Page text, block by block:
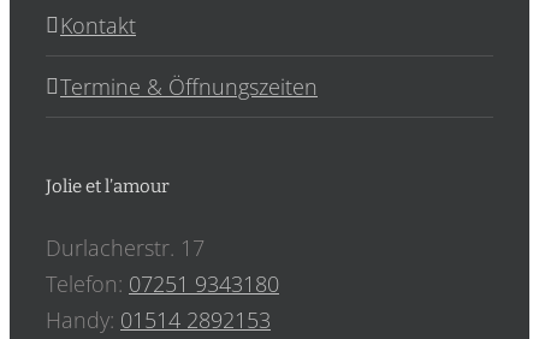
Kontakt
Termine & Öffnungszeiten
Jolie et l’amour
Durlacherstr. 17
Telefon: 07251 9343180
Handy: ‎01514 2892153